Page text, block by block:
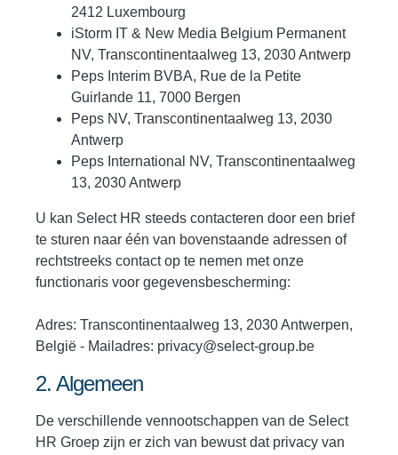
2412 Luxembourg
iStorm IT & New Media Belgium Permanent
NV, Transcontinentaalweg 13, 2030 Antwerp
Peps Interim BVBA, Rue de la Petite
Guirlande 11, 7000 Bergen
Peps NV, Transcontinentaalweg 13, 2030
Antwerp
Peps International NV, Transcontinentaalweg
13, 2030 Antwerp
U kan Select HR steeds contacteren door een brief
te sturen naar één van bovenstaande adressen of
rechtstreeks contact op te nemen met onze
functionaris voor gegevensbescherming:
Adres: Transcontinentaalweg 13, 2030 Antwerpen,
België - Mailadres: privacy@select-group.be
2. Algemeen
De verschillende vennootschappen van de Select
HR Groep zijn er zich van bewust dat privacy van